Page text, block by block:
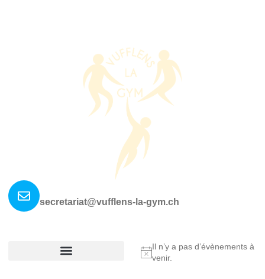
secretariat@vufflens-la-gym.ch
Notice
Il n’y a pas d’évènements à
venir.